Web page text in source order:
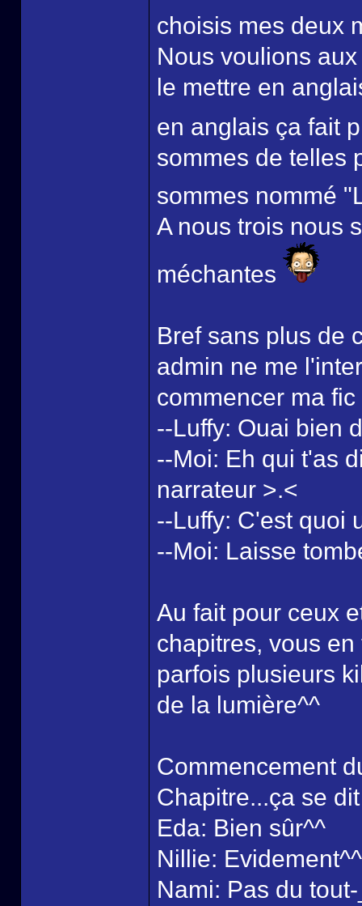
choisis mes deux
Nous voulions
le mettre en
en anglais ça fait
sommes de telles
sommes nommé
A nous trois nous
méchantes
Bref sans plus de
admin ne me
commencer ma
--Luffy: Ouai bien
--Moi: Eh qui t'as
narrateur >.<
--Luffy: C'est quoi
--Moi: Laisse
Au fait pour ceux
chapitres, vous
parfois plusieurs
de la lumière^^
Commencement
Chapitre...ça se
Eda: Bien sûr^^
Nillie: Evidement^^
Nami: Pas du